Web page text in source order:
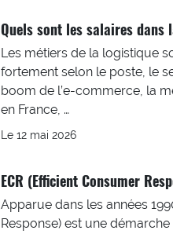
Quels sont les salaires dans
Les métiers de la logistique
fortement selon le poste, le
boom de l’e-commerce, la
en France, …
Le 12 mai 2026
ECR (Efficient Consumer
Apparue dans les années
Response) est une